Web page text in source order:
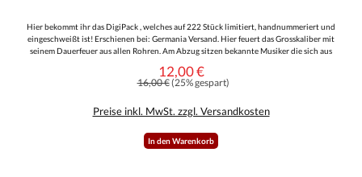
Hier bekommt ihr das DigiPack , welches auf 222 Stück limitiert, handnummeriert und
eingeschweißt ist! Erschienen bei: Germania Versand. Hier feuert das Grosskaliber mit
seinem Dauerfeuer aus allen Rohren. Am Abzug sitzen bekannte Musiker die sich aus
lassen. Musikalisch sehr druckvoll und rundum gelungen und die Stimme geht auch in
Ordnung. Textlich wird das Rad nicht neu erfunden, man bewegt sich im bekannten
Verkaufspreis:
12,00 €
Regulärer Preis:
16,00 €(25% gespart)
Preise inkl. MwSt. zzgl. Versandkosten
In den Warenkorb